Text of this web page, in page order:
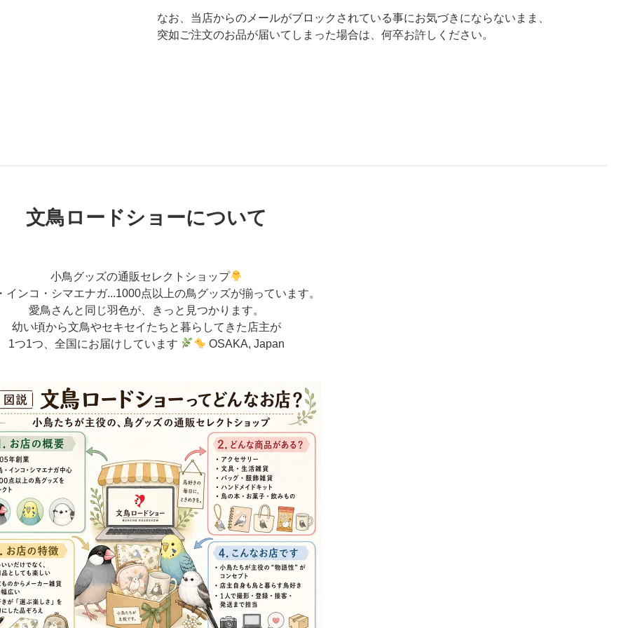
なお、当店からのメールがブロックされている事にお気づきにならないまま、
突如ご注文のお品が届いてしまった場合は、何卒お許しください。
文鳥ロードショーについて
小鳥グッズの通販セレクトショップ
インコ・シマエナガ...1000点以上の鳥グッズが揃っています。
愛鳥さんと同じ羽色が、きっと見つかります。
幼い頃から文鳥やセキセイたちと暮らしてきた店主が
1つ1つ、全国にお届けしています
OSAKA, Japan